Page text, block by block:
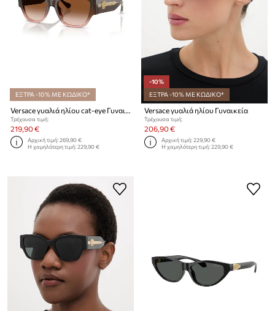
ΕΞΤΡΑ -10% ΜΕ ΚΩΔΙΚΟ*
Versace γυαλιά ηλίου cat-eye Γυναικεία
Τρέχουσα τιμή:
219,90 €
Αρχική τιμή:269,90 €
Η χαμηλότερη τιμή:229,90 €
-10%
ΕΞΤΡΑ -10% ΜΕ ΚΩΔΙΚΟ*
Versace γυαλιά ηλίου Γυναικεία
Τρέχουσα τιμή:
206,90 €
Αρχική τιμή:229,90 €
Η χαμηλότερη τιμή:229,90 €